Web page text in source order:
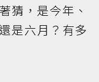
猜，是今年、
是六月？有多